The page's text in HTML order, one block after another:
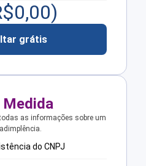
0,00)
grátis
Medida
as informações sobre um
do CNPJ